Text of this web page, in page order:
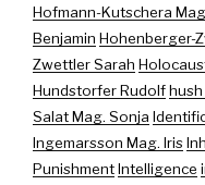
Hofmann-Kutschera
Benjamin Hohenberger-
Zwettler Sarah
Hundstorfer Rudolf
Salat Mag. Sonja
Ingemarsson Mag. Iris
PunishmentIntelligence